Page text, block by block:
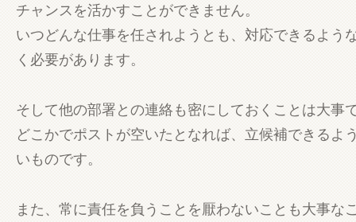
チャンスを活かすことができません。
いつどんな仕事を任されようとも、対応できるよう
く必要があります。
そして他の部署との連絡も密にしておくことは大事
どこかでポストが空いたとなれば、立候補できるよ
いものです。
また、常に責任を負うことを厭わないことも大事な